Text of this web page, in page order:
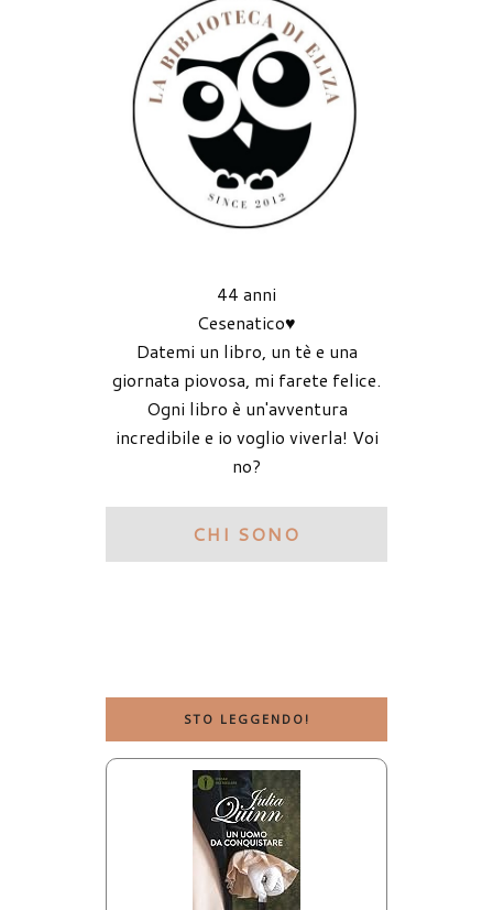
44 anni
Cesenatico♥
Datemi un libro, un tè e una
giornata piovosa, mi farete felice.
Ogni libro è un'avventura
incredibile e io voglio viverla! Voi
no?
CHI SONO
STO LEGGENDO!